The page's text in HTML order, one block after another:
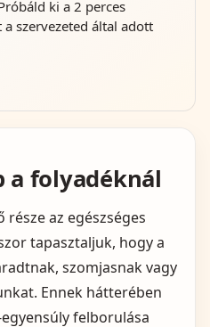
ki a 2 perces
szervezeted által adott
a folyadéknál
része az egészséges
tapasztaljuk, hogy a
szomjasnak vagy
Ennek hátterében
felborulása